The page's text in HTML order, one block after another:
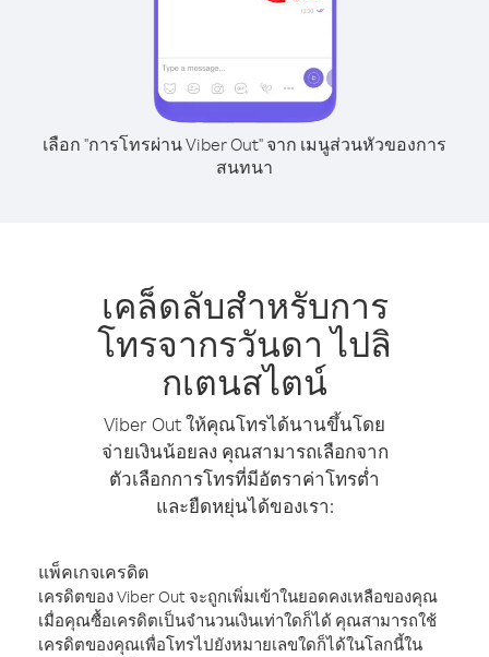
เลือก "การโทรผ่าน Viber Out" จาก เมนูส่วนหัวของการ
สนทนา
เคล็ดลับสำหรับการ
โทรจากรวันดา ไปลิ
กเตนสไตน์
Viber Out ให้คุณโทรได้นานขึ้นโดย
จ่ายเงินน้อยลง คุณสามารถเลือกจาก
ตัวเลือกการโทรที่มีอัตราค่าโทรต่ำ
และยืดหยุ่นได้ของเรา:
แพ็คเกจเครดิต
เครดิตของ Viber Out จะถูกเพิ่มเข้าในยอดคงเหลือของคุณ
เมื่อคุณซื้อเครดิตเป็นจำนวนเงินเท่าใดก็ได้ คุณสามารถใช้
เครดิตของคุณเพื่อโทรไปยังหมายเลขใดก็ได้ในโลกนี้ใน